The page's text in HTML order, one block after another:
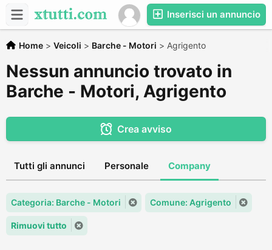
Inserisci un annuncio
Home > Veicoli > Barche - Motori > Agrigento
Nessun annuncio trovato in
Barche - Motori, Agrigento
Crea avviso
Tutti gli annunci Personale Company
Categoria: Barche - Motori Comune: Agrigento
Rimuovi tutto